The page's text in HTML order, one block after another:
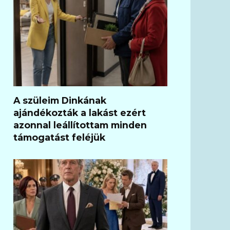
A szüleim Dinkának
ajándékozták a lakást ezért
azonnal leállítottam minden
támogatást feléjük